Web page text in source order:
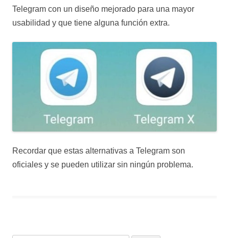
Telegram con un diseño mejorado para una mayor
usabilidad y que tiene alguna función extra.
Recordar que estas alternativas a Telegram son
oficiales y se pueden utilizar sin ningún problema.